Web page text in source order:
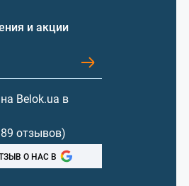
и акции
Belok.ua в
отзывов)
О НАС В